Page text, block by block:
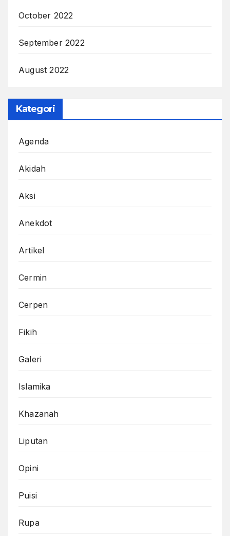
October 2022
September 2022
August 2022
Kategori
Agenda
Akidah
Aksi
Anekdot
Artikel
Cermin
Cerpen
Fikih
Galeri
Islamika
Khazanah
Liputan
Opini
Puisi
Rupa